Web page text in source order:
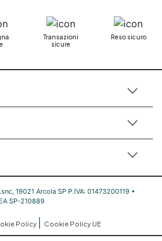
Transazioni
sicure
Reso sicuro
19021 Arcola SP P.IVA: 01473200119 •
SP-210889
Policy Cookie Policy UE